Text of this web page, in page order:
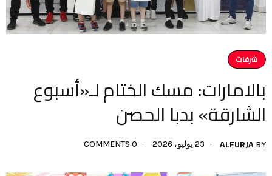
شرفات
بالامارات: مسك الختام لـ«أسبوع
الشارقة» بدبا الحصن
BY
ALFURJA 23 يوليو، 2026 0 COMMENTS